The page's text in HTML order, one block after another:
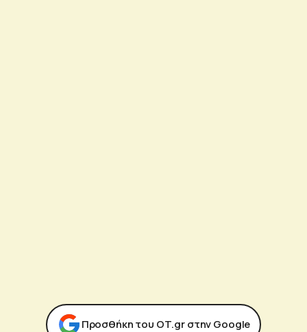
Προσθήκη του ΟΤ.gr στην Google